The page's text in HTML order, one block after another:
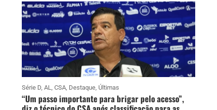
Série D, AL, CSA, Destaque, Últimas
“Um passo importante para brigar pelo acesso”,